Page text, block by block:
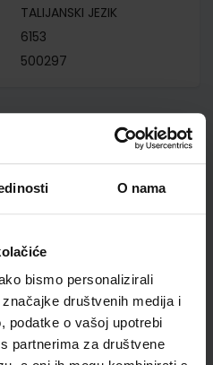
O nama
bismo personalizirali
društvenih medija i
podatke o vašoj upotrebi
partnerima za društvene
TALIJANSKI JEZIK
6153
500297
školske
tip 297